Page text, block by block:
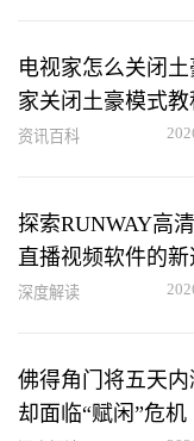
电视家怎么关闭
家关闭土豪模式教
资讯百科
探索RUNWAY高
直播视频软件的
深度解读
佛得角门将五天内
却面临“赋闲”危机